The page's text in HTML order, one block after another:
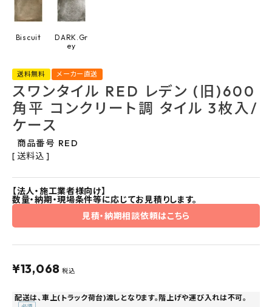
カテゴリーから選ぶ
メーカーから選ぶ
ご利用ガイド
よくあるご質問
お問い合わせ
メルマガ登録
特定商取引法について
プライバシーポリシー
Biscuit
DARK.Gr
ey
送料無料 メーカー直送
スワンタイル RED レデン (旧)600
角平 コンクリート調 タイル 3枚入/
ケース
商品番号 RED
送料込
【法人・施工業者様向け】
数量・納期・現場条件等に応じてお見積りします。
見積・納期相談依頼はこちら
¥13,068 税込
配送は、車上(トラック荷台)渡しとなります。階上げや運び入れは不可。